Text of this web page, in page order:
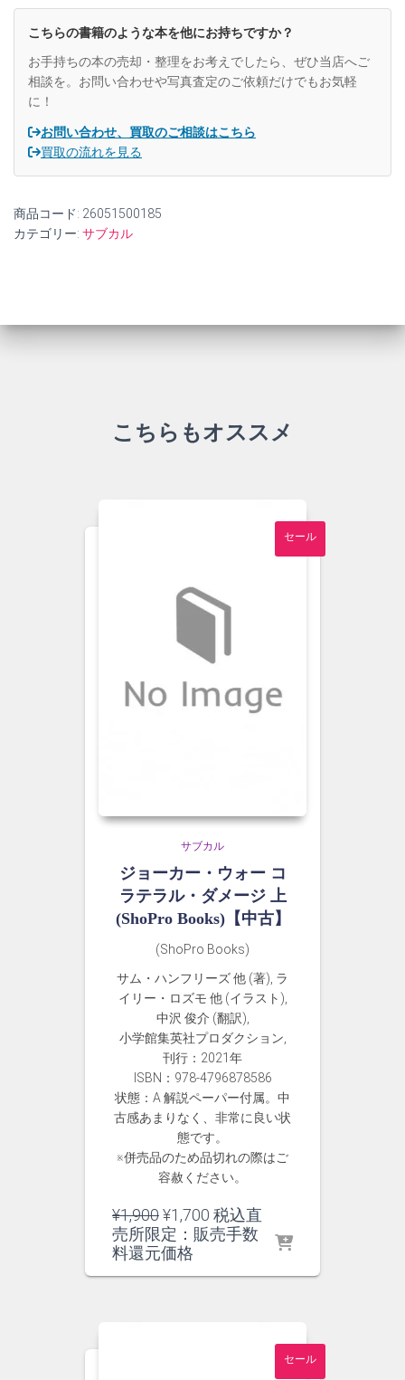
こちらの書籍のような本を他にお持ちですか？
お手持ちの本の売却・整理をお考えでしたら、ぜひ当店へご
相談を。お問い合わせや写真査定のご依頼だけでもお気軽
に！
お問い合わせ、買取のご相談はこちら
買取の流れを見る
商品コード: 26051500185
カテゴリー: サブカル
こちらもオススメ
セール
サブカル
ジョーカー・ウォー コ
ラテラル・ダメージ 上
(ShoPro Books)【中古】
(ShoPro Books)
サム・ハンフリーズ 他 (著), ラ
イリー・ロズモ 他 (イラスト),
中沢 俊介 (翻訳),
小学館集英社プロダクション,
刊行：2021年
ISBN：978-4796878586
状態：A 解説ペーパー付属。中
古感あまりなく、非常に良い状
態です。
※併売品のため品切れの際はご
容赦ください。
¥1,900元
の
価
¥1,700 現
在
税込直
売所限定：販売手数
料還元価格
セール